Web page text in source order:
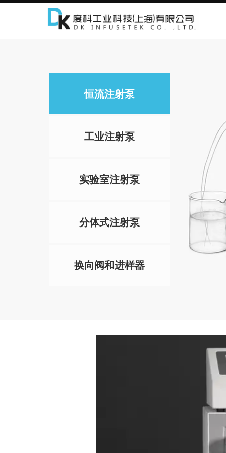
恒流注射泵
工业注射泵
实验室注射泵
分体式注射泵
换向阀和进样器